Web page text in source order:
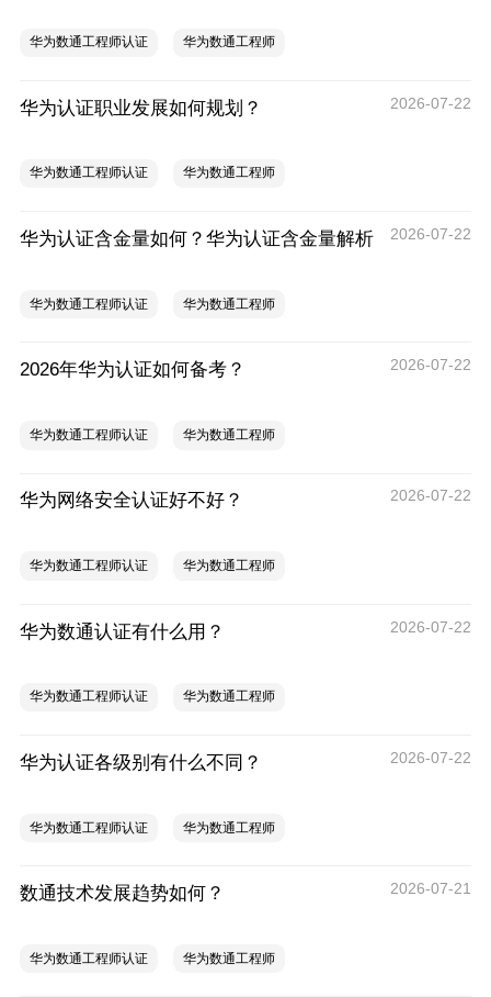
华为数通工程师认证 华为数通工程师
华为认证职业发展如何规划？ 2026-07-22
华为数通工程师认证 华为数通工程师
华为认证含金量如何？华为认证含金量解析 2026-07-22
华为数通工程师认证 华为数通工程师
2026年华为认证如何备考？ 2026-07-22
华为数通工程师认证 华为数通工程师
华为网络安全认证好不好？ 2026-07-22
华为数通工程师认证 华为数通工程师
华为数通认证有什么用？ 2026-07-22
华为数通工程师认证 华为数通工程师
华为认证各级别有什么不同？ 2026-07-22
华为数通工程师认证 华为数通工程师
数通技术发展趋势如何？ 2026-07-21
华为数通工程师认证 华为数通工程师